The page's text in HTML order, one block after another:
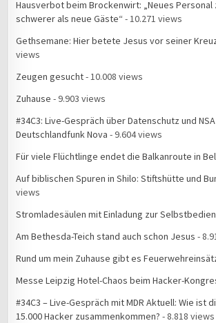
Hausverbot beim Brockenwirt: „Neues
schwerer als neue Gäste“ - 10.271 views
Gethsemane: Hier betete Jesus vor seiner
views
Zeugen gesucht- 10.008 views
Zuhause - 9.903 views
#34C3: Live-Gespräch über Datenschutz und
Deutschlandfunk Nova - 9.604 views
Für viele Flüchtlinge endet die Balkanroute in
Auf biblischen Spuren in Shilo: Stiftshütte und
views
Stromladesäulen mit Einladung zur
Am Bethesda-Teich stand auch schon Jesus -
Rund um mein Zuhause gibt es
Messe Leipzig Hotel-Chaos beim Hacker-
#34C3 – Live-Gespräch mit MDR Aktuell: Wie ist
15.000 Hacker zusammenkommen? - 8.818 views